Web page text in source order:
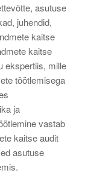
asutuse
juhendid,
kaitse
kaitse
ekspertiis, mille
töötlemisega
ja
vastab
kaitse audit
asutuse